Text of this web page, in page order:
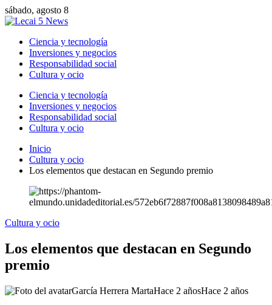
sábado, agosto 8
Ciencia y tecnología
Inversiones y negocios
Responsabilidad social
Cultura y ocio
Ciencia y tecnología
Inversiones y negocios
Responsabilidad social
Cultura y ocio
Inicio
Cultura y ocio
Los elementos que destacan en Segundo premio
Cultura y ocio
Los elementos que destacan en Segundo
premio
García Herrera MartaHace 2 añosHace 2 años